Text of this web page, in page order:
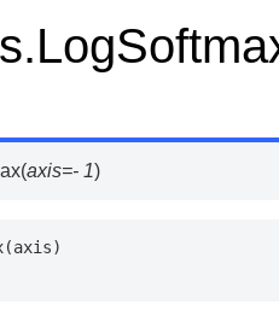
(axis=- 1)
(axis)